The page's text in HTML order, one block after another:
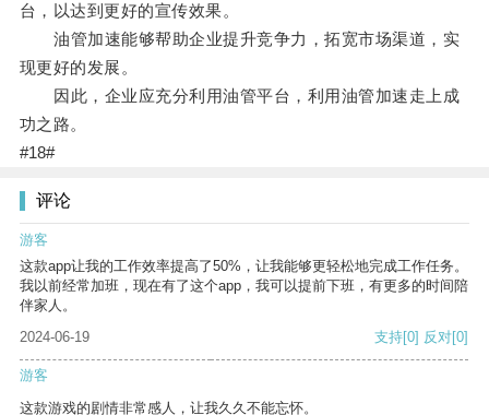
台，以达到更好的宣传效果。
油管加速能够帮助企业提升竞争力，拓宽市场渠道，实
现更好的发展。
因此，企业应充分利用油管平台，利用油管加速走上成
功之路。
#18#
评论
游客
这款app让我的工作效率提高了50%，让我能够更轻松地完成工作任务。
我以前经常加班，现在有了这个app，我可以提前下班，有更多的时间陪
伴家人。
2024-06-19
支持[0] 反对[0]
游客
这款游戏的剧情非常感人，让我久久不能忘怀。